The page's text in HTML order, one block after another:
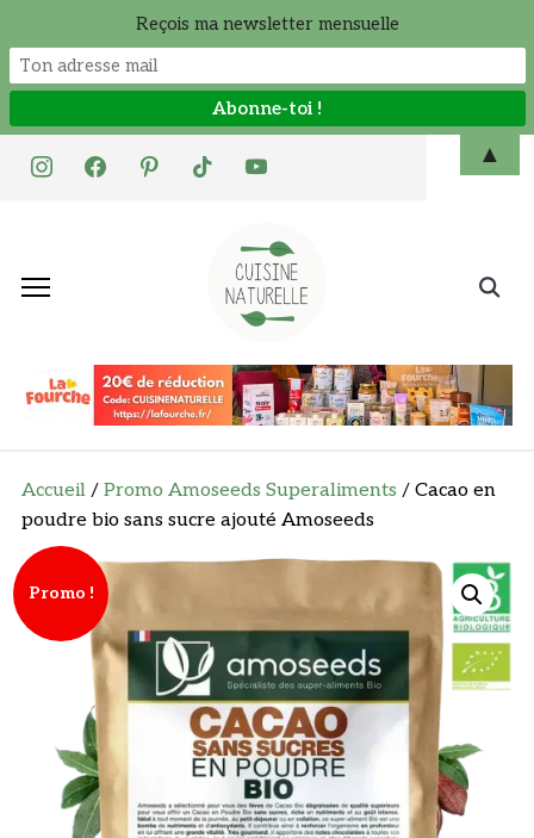
instagramfacebookpinteresttiktok youtube
Search
Accueil/ Promo Amoseeds Superaliments / Cacao en
poudre bio sans sucre ajouté Amoseeds
Promo !
Reçois ma newsletter mensuelle
▲